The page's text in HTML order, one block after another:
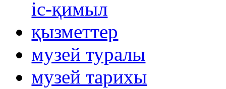
іс-қимыл
қызметтер
музей туралы
музей тарихы